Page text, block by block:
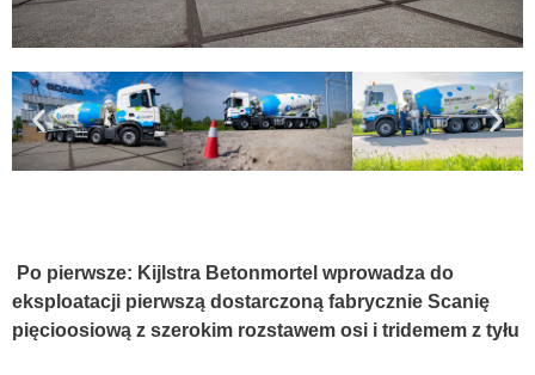
Po pierwsze: Kijlstra Betonmortel wprowadza do
eksploatacji pierwszą dostarczoną fabrycznie Scanię
pięcioosiową z szerokim rozstawem osi i tridemem z tyłu